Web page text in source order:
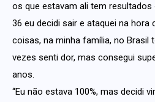
os que estavam ali tem
36 eu decidi sair e ataquei na hora
coisas, na minha família, no Brasil
vezes senti dor, mas consegui
anos.
“Eu não estava 100%, mas decidi